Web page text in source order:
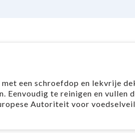
een schroefdop en lekvrije
Eenvoudig te reinigen en vullen
Autoriteit voor